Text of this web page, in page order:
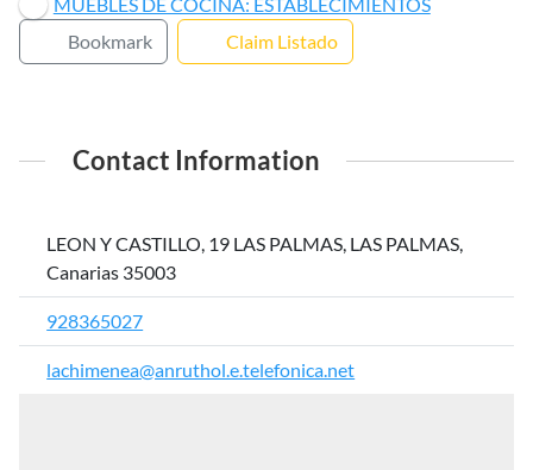
MUEBLES DE COCINA: ESTABLECIMIENTOS
Bookmark
Claim Listado
Contact Information
LEON Y CASTILLO, 19 LAS PALMAS, LAS PALMAS,
Canarias 35003
928365027
lachimenea@anruthol.e.telefonica.net